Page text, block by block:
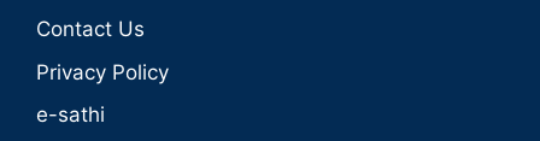
Contact Us
Privacy Policy
e-sathi